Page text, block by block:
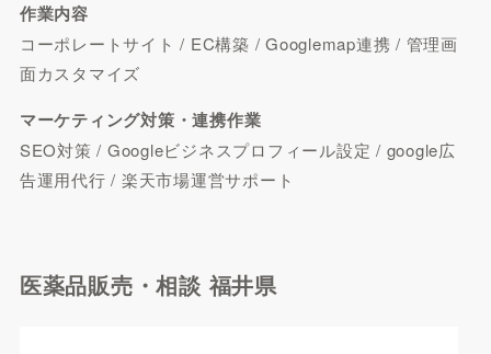
作業内容
コーポレートサイト / EC構築 / Googlemap連携 / 管理画
面カスタマイズ
マーケティング対策・連携作業
SEO対策 / Googleビジネスプロフィール設定 / google広
告運用代行 / 楽天市場運営サポート
医薬品販売・相談 福井県